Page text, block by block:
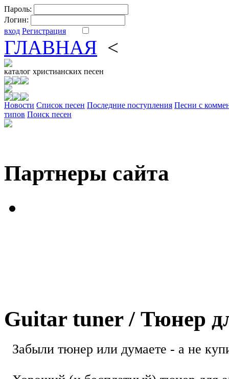
Пароль:
Логин:
вход Регистрация
ГЛАВНАЯ <
каталог христианских песен
Новости Cписок песен Последние поступления Песни с
типов Поиск песен
Партнеры сайта
Guitar tuner / Тюнер
Забыли тюнер или думаете - а не